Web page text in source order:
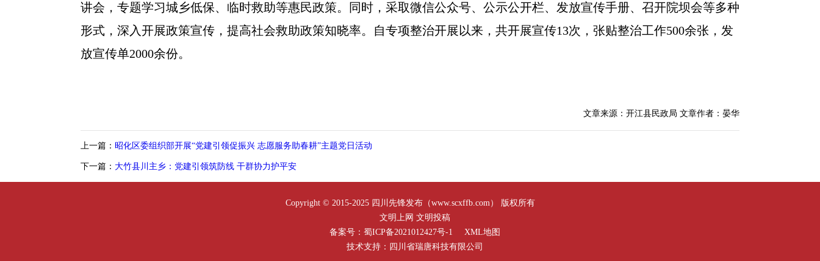
讲会，专题学习城乡低保、临时救助等惠民政策。同时，采取微信公众号、公示公开栏、发放宣传手册、召开院坝会等多种
形式，深入开展政策宣传，提高社会救助政策知晓率。自专项整治开展以来，共开展宣传13次，张贴整治工作500余张，发
放宣传单2000余份。
文章来源：开江县民政局 文章作者：晏华
上一篇： 昭化区委组织部开展“党建引领促振兴 志愿服务助春耕”主题党日活动
下一篇： 大竹县川主乡：党建引领筑防线 干群协力护平安
Copyright © 2015-2025 四川先锋发布（www.scxffb.com） 版权所有
文明上网 文明投稿
备案号：蜀ICP备2021012427号-1
XML地图
技术支持：四川省瑞唐科技有限公司